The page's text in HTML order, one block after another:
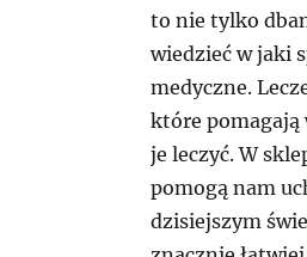
to nie tylko
wiedzieć w jaki
medyczne.
które pomagają
je leczyć. W
pomogą nam
dzisiejszym